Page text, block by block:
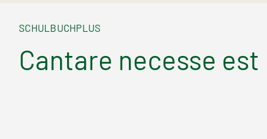
SCHULBUCHPLUS
Cantare necesse est